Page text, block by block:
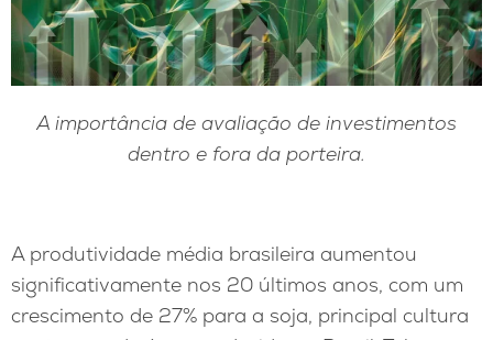
A importância de avaliação de investimentos
dentro e fora da porteira.
A produtividade média brasileira aumentou
significativamente nos 20 últimos anos, com um
crescimento de 27% para a soja, principal cultura